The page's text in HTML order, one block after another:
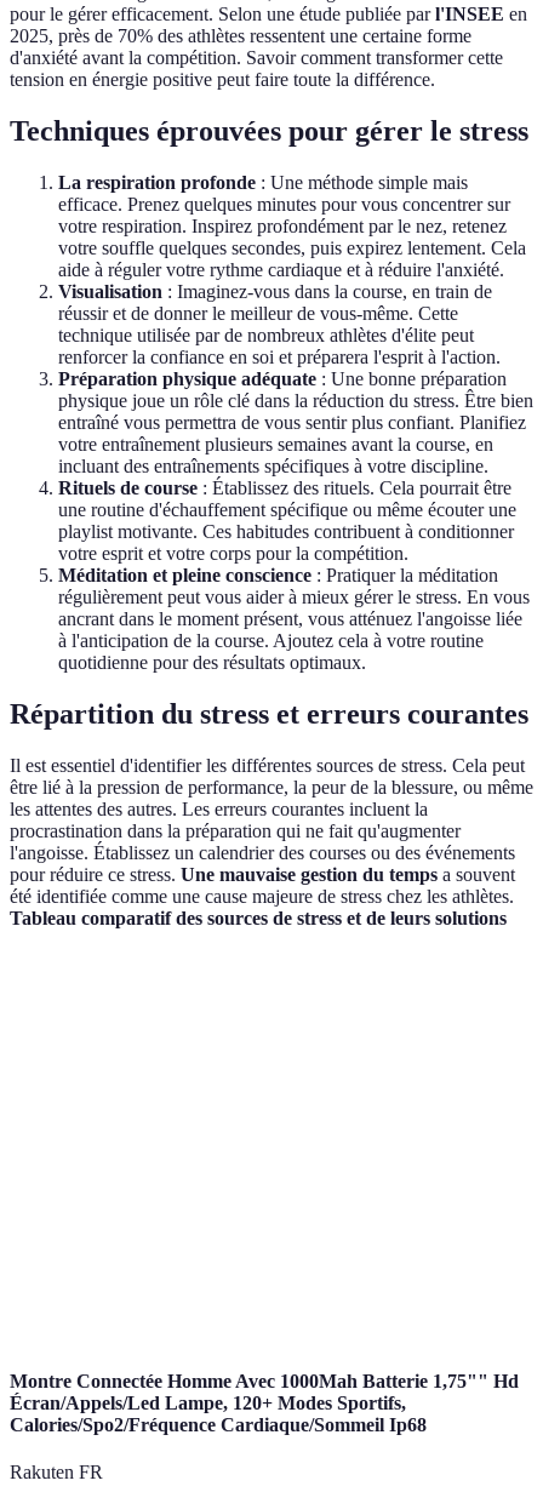
pour le gérer efficacement. Selon une étude publiée parl'INSEE en
2025, près de 70% des athlètes ressentent une certaine forme
d'anxiété avant la compétition. Savoir comment transformer cette
tension en énergie positive peut faire toute la différence.
Techniques éprouvées pour gérer le stress
La respiration profonde : Une méthode simple mais
efficace. Prenez quelques minutes pour vous concentrer sur
votre respiration. Inspirez profondément par le nez, retenez
votre souffle quelques secondes, puis expirez lentement. Cela
aide à réguler votre rythme cardiaque et à réduire l'anxiété.
Visualisation : Imaginez-vous dans la course, en train de
réussir et de donner le meilleur de vous-même. Cette
technique utilisée par de nombreux athlètes d'élite peut
renforcer la confiance en soi et préparera l'esprit à l'action.
Préparation physique adéquate : Une bonne préparation
physique joue un rôle clé dans la réduction du stress. Être bien
entraîné vous permettra de vous sentir plus confiant. Planifiez
votre entraînement plusieurs semaines avant la course, en
incluant des entraînements spécifiques à votre discipline.
Rituels de course : Établissez des rituels. Cela pourrait être
une routine d'échauffement spécifique ou même écouter une
playlist motivante. Ces habitudes contribuent à conditionner
votre esprit et votre corps pour la compétition.
Méditation et pleine conscience : Pratiquer la méditation
régulièrement peut vous aider à mieux gérer le stress. En vous
ancrant dans le moment présent, vous atténuez l'angoisse liée
à l'anticipation de la course. Ajoutez cela à votre routine
quotidienne pour des résultats optimaux.
Répartition du stress et erreurs courantes
Il est essentiel d'identifier les différentes sources de stress. Cela peut
être lié à la pression de performance, la peur de la blessure, ou même
les attentes des autres. Les erreurs courantes incluent la
procrastination dans la préparation qui ne fait qu'augmenter
l'angoisse. Établissez un calendrier des courses ou des événements
pour réduire ce stress. Une mauvaise gestion du temps a souvent
été identifiée comme une cause majeure de stress chez les athlètes.
Tableau comparatif des sources de stress et de leurs solutions
Montre Connectée Homme Avec 1000Mah Batterie 1,75"" Hd
Écran/Appels/Led Lampe, 120+ Modes Sportifs,
Calories/Spo2/Fréquence Cardiaque/Sommeil Ip68
Rakuten FR